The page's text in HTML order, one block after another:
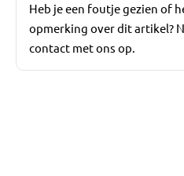
Heb je een foutje gezien of
opmerking over dit artikel?
contact met ons op.